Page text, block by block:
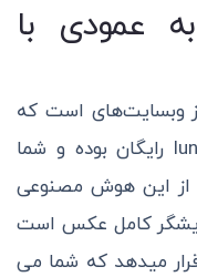
عمودی با
وبسایت‌های است که
رایگان بوده و شما
از این هوش مصنوعی
کامل عکس است
میدهد که شما می